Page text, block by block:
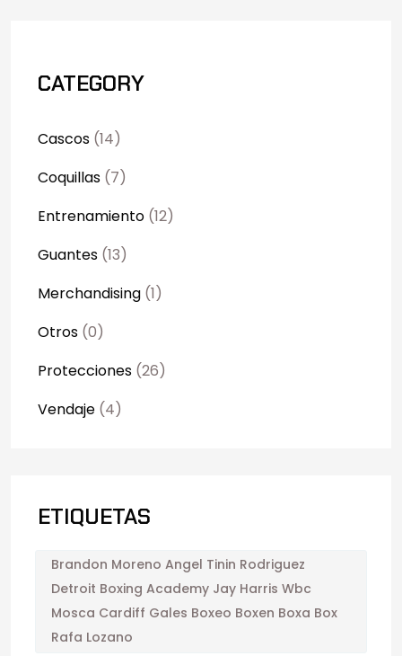
CATEGORY
Cascos (14)
Coquillas (7)
Entrenamiento (12)
Guantes (13)
Merchandising (1)
Otros (0)
Protecciones (26)
Vendaje (4)
ETIQUETAS
Brandon Moreno Angel Tinin Rodriguez
Detroit Boxing Academy Jay Harris Wbc
Mosca Cardiff Gales Boxeo Boxen Boxa Box
Rafa Lozano